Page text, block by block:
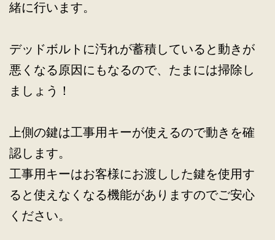
緒に行います。
デッドボルトに汚れが蓄積していると動きが
悪くなる原因にもなるので、たまには掃除し
ましょう！
上側の鍵は工事用キーが使えるので動きを確
認します。
工事用キーはお客様にお渡しした鍵を使用す
ると使えなくなる機能がありますのでご安心
ください。